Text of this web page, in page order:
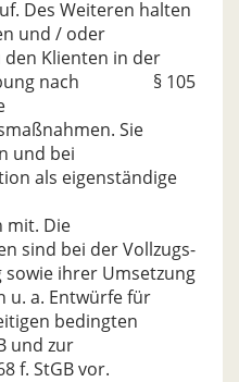
Des Weiteren halten
und / oder
den Klienten in der
nach § 105
Sie
und bei
als eigenständige
mit. Die
sind bei der Vollzugs-
ihrer Umsetzung
u. a. Entwürfe für
bedingten
und zur
f. StGB vor.